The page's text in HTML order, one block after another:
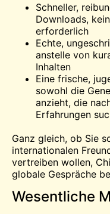
Schneller,
Downloads,
erforderlich
Echte,
anstelle von
Inhalten
Eine frische,
sowohl die
anzieht, die
Erfahrungen
Ganz gleich, ob Sie
internationalen
vertreiben wollen,
globale Gespräche
Wesentliche